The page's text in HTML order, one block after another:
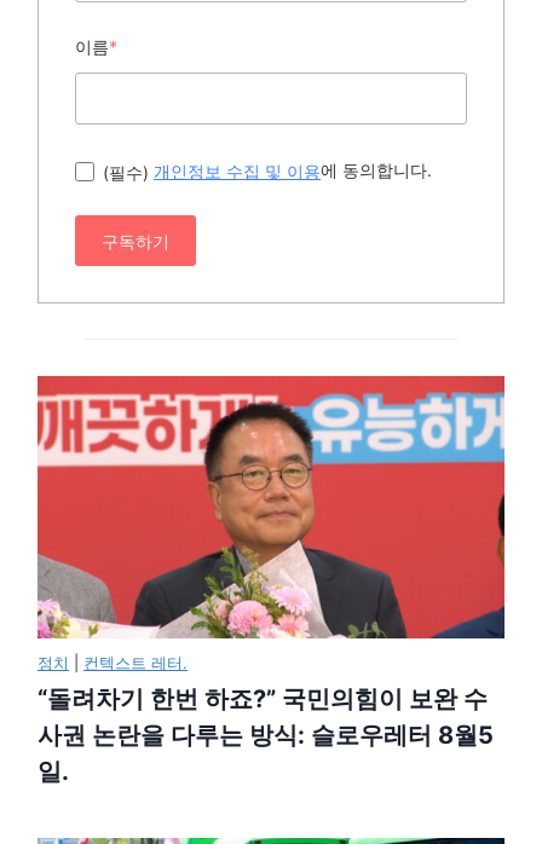
이름*
(필수) 개인정보 수집 및 이용에 동의합니다.
구독하기
정치 컨텍스트 레터.
“돌려차기 한번 하죠?” 국민의힘이 보완 수
사권 논란을 다루는 방식: 슬로우레터 8월5
일.